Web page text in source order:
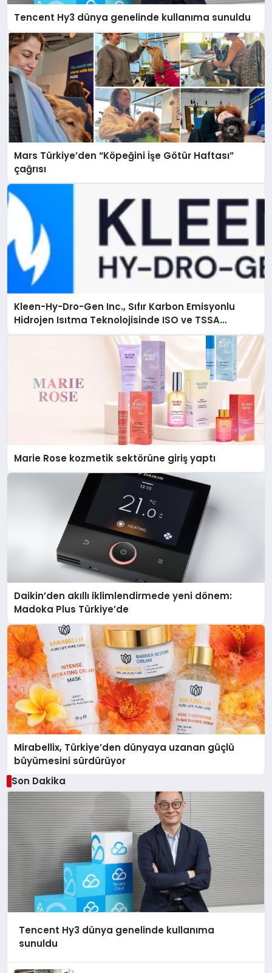
Tencent Hy3 dünya genelinde kullanıma sunuldu
Mars Türkiye’den “Köpeğini İşe Götür Haftası”
çağrısı
Kleen-Hy-Dro-Gen Inc., Sıfır Karbon Emisyonlu
Hidrojen Isıtma Teknolojisinde ISO ve TSSA
Düzenleyici Onaylarını Aldı
Marie Rose kozmetik sektörüne giriş yaptı
Daikin’den akıllı iklimlendirmede yeni dönem:
Madoka Plus Türkiye’de
Mirabellix, Türkiye’den dünyaya uzanan güçlü
büyümesini sürdürüyor
Son Dakika
Tencent Hy3 dünya genelinde kullanıma
sunuldu